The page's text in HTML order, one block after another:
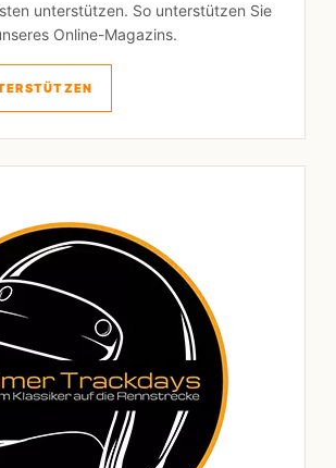
unterstützen. So unterstützen Sie
Online-Magazins.